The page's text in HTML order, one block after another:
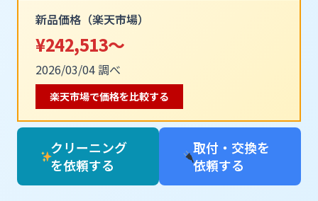
新品価格（楽天市場）
¥242,513～
2026/03/04 調べ
楽天市場で価格を比較する
クリーニング
を依頼する
取付・交換を
依頼する